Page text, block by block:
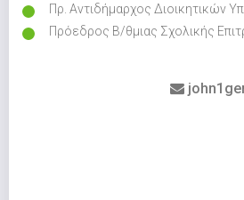
Πρ. Αντιδήμαρχος Διοικητικών
Πρόεδρος Β/θμιας Σχολικής